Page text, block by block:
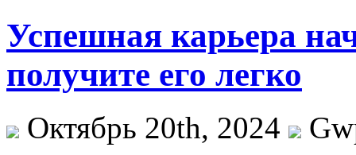
Успешная карьера
получите его легко
Октябрь 20th, 2024